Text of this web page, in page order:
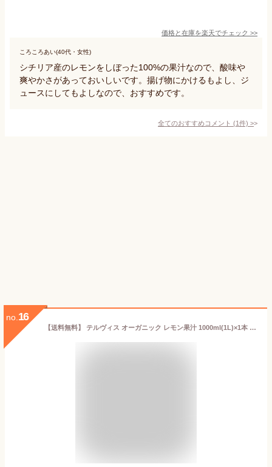
価格と在庫を楽天でチェック >>
ころころあい(40代・女性)
シチリア産のレモンをしぼった100%の果汁なので、酸味や
爽やかさがあっておいしいです。揚げ物にかけるもよし、ジ
ュースにしてもよしなので、おすすめです。
全てのおすすめコメント (1件) >
no. 16
【送料無料】 テルヴィス オーガニック レモン果汁 1000ml(1L)×1本 ※北海道・九州・沖縄県は送料無料対象外 有機レモン果汁 [T.1954.5.SE]